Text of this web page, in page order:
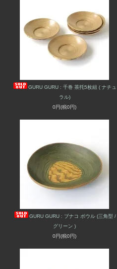
GURU GURU : 千巻 茶托5枚組 ( ナチュ
ラル)
0円(税0円)
GURU GURU : ブナコ ボウル (三角型 /
グリーン )
0円(税0円)